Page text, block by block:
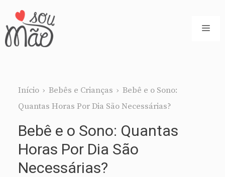
Pular
para
Início › Bebês e Crianças › Bebê e o Sono:
Quantas Horas Por Dia São Necessárias?
Bebê e o Sono: Quantas
Horas Por Dia São
Necessárias?